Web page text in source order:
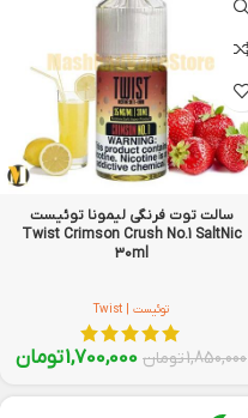
سالت توت فرنگی لیمونا توئیست
Twist Crimson Crush No.1 SaltNic
30ml
توئیست | Twist
1,850,000تومان 1,700,000تومان